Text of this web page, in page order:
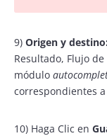
9) Origen y destino:
Resultado, Flujo
módulo
correspondientes
10) Haga Clic en